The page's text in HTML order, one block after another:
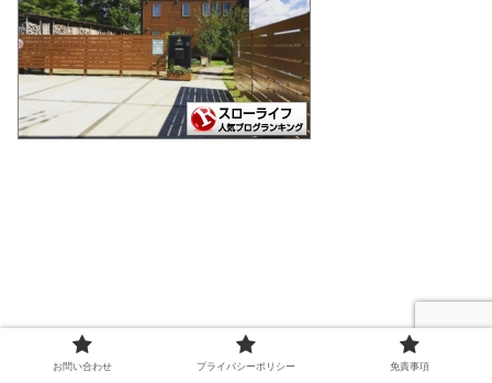
お問い合わせ プライバシーポリシー 免責事項